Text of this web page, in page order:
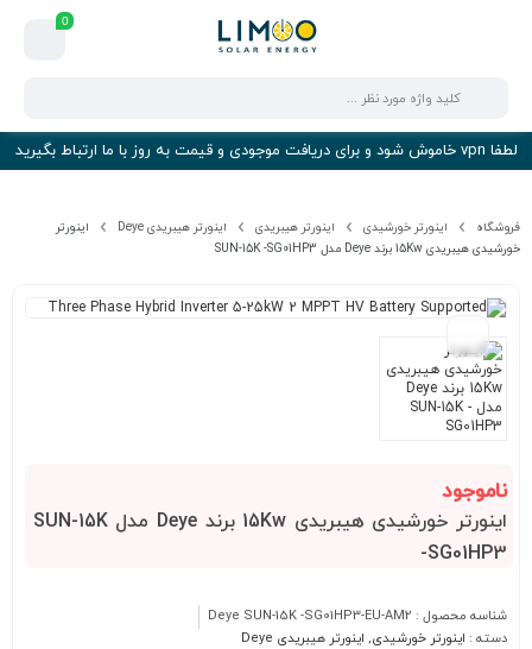
0
لطفا vpn خاموش شود و برای دریافت موجودی و قیمت به روز با ما ارتباط بگیرید
فروشگاه اینورتر خورشیدی اینورتر هیبریدی اینورتر هیبریدی Deye
اینورتر
خورشیدی هیبریدی 15Kw برند Deye مدل SUN-15K -SG01HP3
ناموجود
اینورتر خورشیدی هیبریدی 15Kw برند Deye مدل SUN-15K
-SG01HP3
شناسه محصول : Deye SUN-15K -SG01HP3-EU-AM2
دسته : اینورتر خورشیدی, اینورتر هیبریدی Deye